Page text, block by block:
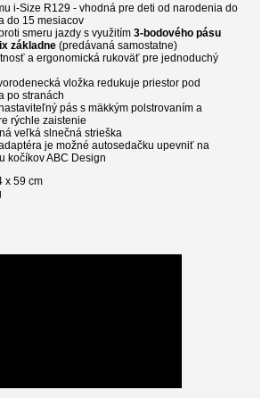
i-Size R129 - vhodná pre deti od narodenia do
do 15 mesiacov
smeru jazdy s využitím 3-bodového pásu
základne (predávaná samostatne)
a ergonomická rukoväť pre jednoduchý
vložka redukuje priestor pod
po stranách
pás s mäkkým polstrovaním a
rýchle zaistenie
veľká slnečná strieška
je možné autosedačku upevniť na
kočíkov ABC Design
x 59 cm